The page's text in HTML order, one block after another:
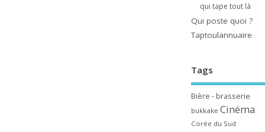
qui tape tout là
Qui poste quoi ?
Taptoulannuaire
Tags
Bière - brasserie
bukkake Cinéma
Corée du Sud